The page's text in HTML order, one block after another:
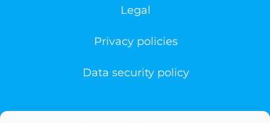
Legal
Privacy policies
Data security policy